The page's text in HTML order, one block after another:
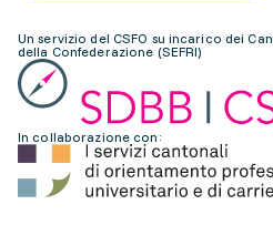
Un servizio del CSFO su incarico dei
della Confederazione (SEFRI)
In collaborazione con: